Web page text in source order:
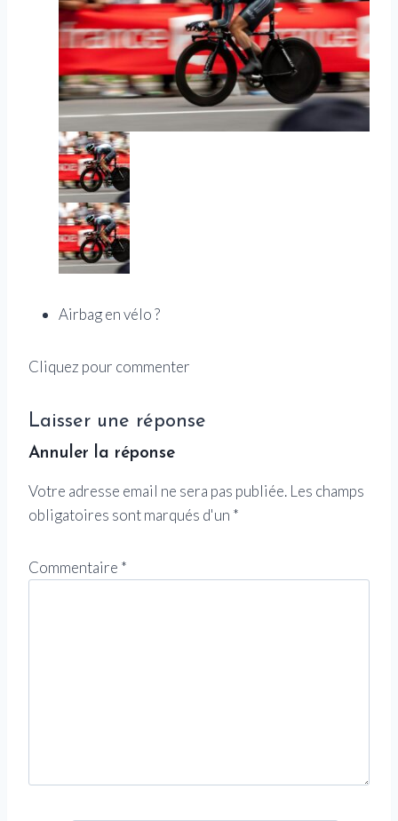
Airbag en vélo ?
Cliquez pour commenter
Laisser une réponse
Annuler la réponse
Votre adresse email ne sera pas publiée. Les champs
obligatoires sont marqués d'un *
Commentaire *